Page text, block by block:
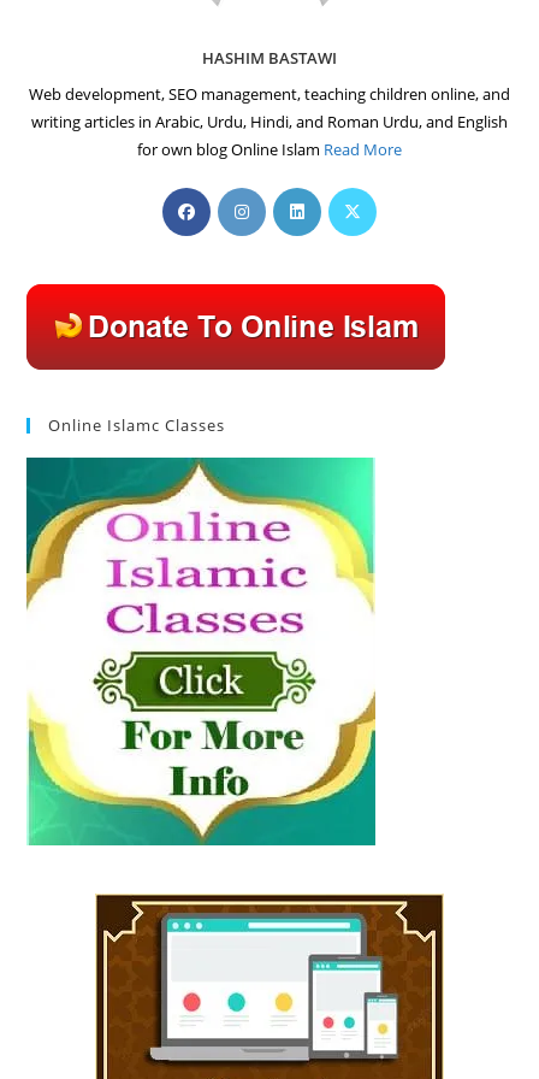
HASHIM BASTAWI
Web development, SEO management, teaching children online, and
writing articles in Arabic, Urdu, Hindi, and Roman Urdu, and English
for own blog Online Islam Read More
Opens
in
new
tab
Opens
in
new
tab
Opens
in
new
tab
Opens
new
tab
Online Islamc Classes